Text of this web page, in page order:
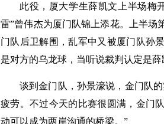
此役，厦大学生薛凯文上半场梅
雷”曾伟杰为厦门队锦上添花。上半场
门队后卫解围，乱军中又被厦门队孙
是对方的乌龙球，当听说裁判认定是
谈到金门队，孙景濠说，金门队
疲劳。不过今天的比赛很圆满，金门
动可以成为两岸沟通的桥梁。”